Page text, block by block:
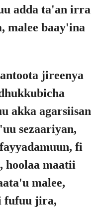
adda ta'an irra
malee baay'ina
jireenya
akka agarsiisan
sezaariyan,
fi
hoolaa maatii
malee,
fufuu jira,